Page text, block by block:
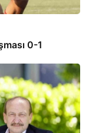
0-1